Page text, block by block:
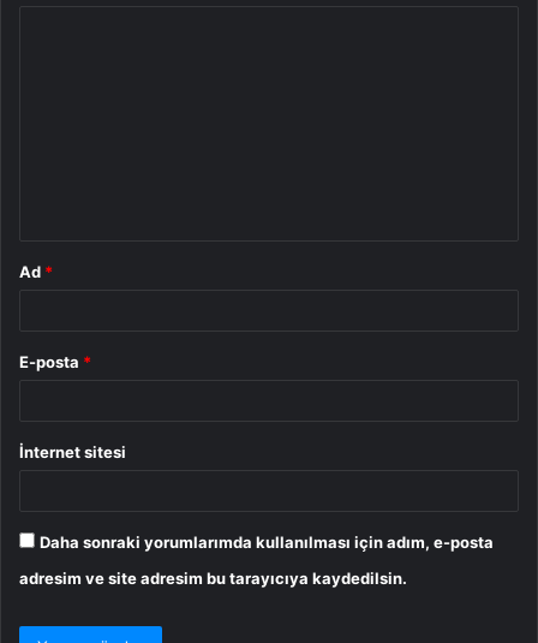
Ad *
E-posta *
İnternet sitesi
Daha sonraki yorumlarımda kullanılması için adım, e-posta
adresim ve site adresim bu tarayıcıya kaydedilsin.